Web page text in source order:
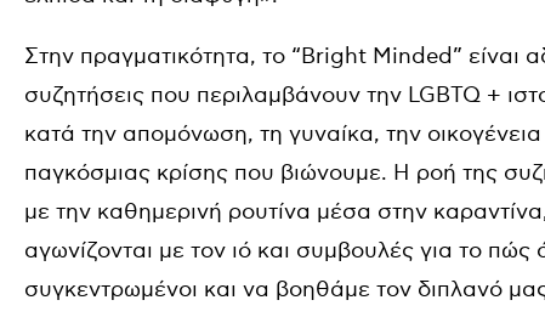
Στην πραγματικότητα, το “Bright Minded” είναι
συζητήσεις που περιλαμβάνουν την LGBTQ +
κατά την απομόνωση, τη γυναίκα, την
παγκόσμιας κρίσης που βιώνουμε. Η ροή της
με την καθημερινή ρουτίνα μέσα στην
αγωνίζονται με τον ιό και συμβουλές για το πώς
συγκεντρωμένοι και να βοηθάμε τον διπλανό